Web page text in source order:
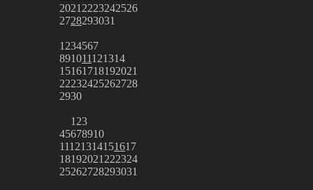
2021 2223242526
2728293031
1 234567
891011121314
15161718192021
22232425262728
2930
1 23
45678910
11121314151617
18192021 222324
25262728293031